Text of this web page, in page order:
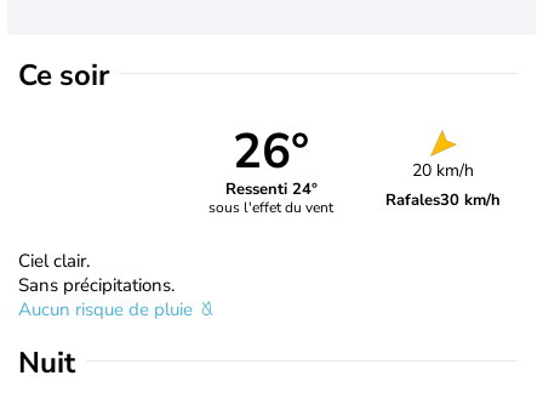
Ce soir
26°
Ressenti 24°
sous l'effet du vent
20 km/h
Rafales30 km/h
Ciel clair.
Sans précipitations.
Aucun risque de pluie
Nuit